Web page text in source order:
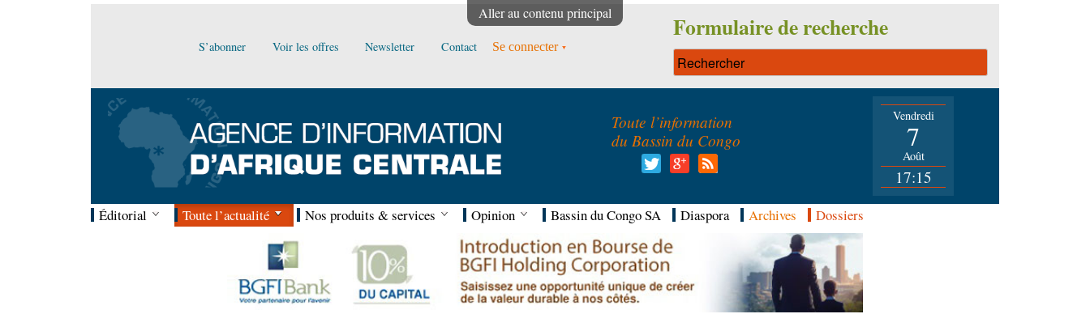
Aller au contenu principal
S’abonner Voir les offres Newsletter Contact Se connecter
Formulaire de recherche
Toute l’information
du Bassin du Congo
Vendredi
7
Août
17:15
Éditorial Toute l’actualité Nos produits & services Opinion Bassin du Congo SA Diaspora Archives Dossiers